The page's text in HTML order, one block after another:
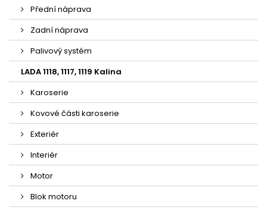
Přední náprava
Zadní náprava
Palivový systém
LADA 1118, 1117, 1119 Kalina
Karoserie
Kovové části karoserie
Exteriér
Interiér
Motor
Blok motoru